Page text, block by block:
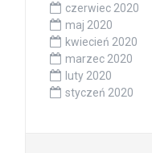
czerwiec 2020
maj 2020
kwiecień 2020
marzec 2020
luty 2020
styczeń 2020